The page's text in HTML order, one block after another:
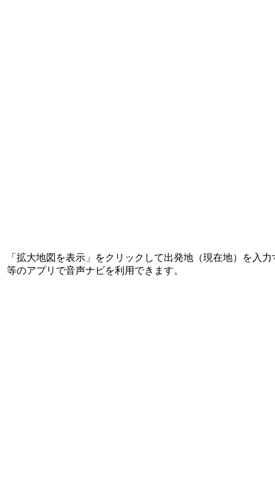
「拡大地図を表示」をクリックして出発地（現在地）を入
等のアプリで音声ナビを利用できます。